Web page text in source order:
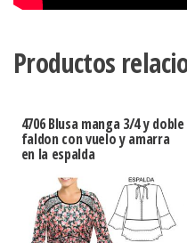
Productos
4706 Blusa manga 3/4 y doble
faldon con vuelo y amarra
en la espalda